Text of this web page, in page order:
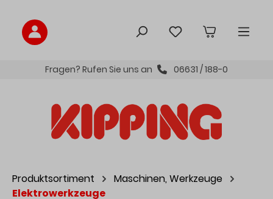
Fragen? Rufen Sie uns an 06631 / 188-0
Produktsortiment
Maschinen, Werkzeuge
Elektrowerkzeuge